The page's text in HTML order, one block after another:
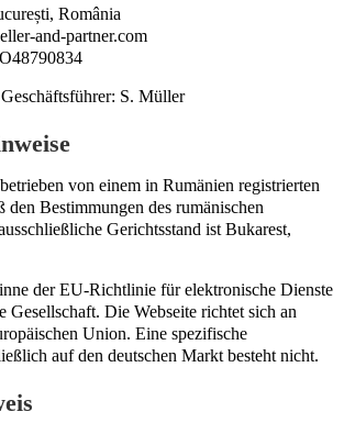
România
and-partner.com
S. Müller
von einem in Rumänien registrierten
den Bestimmungen des rumänischen
Gerichtsstand ist Bukarest,
der EU-Richtlinie für elektronische Dienste
Gesellschaft. Die Webseite richtet sich an
Union. Eine spezifische
auf den deutschen Markt besteht nicht.